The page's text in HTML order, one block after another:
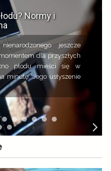
Normy i
jeszcze
dla przyszłych
płodu mieści się w
minutę. Jego usłyszenie